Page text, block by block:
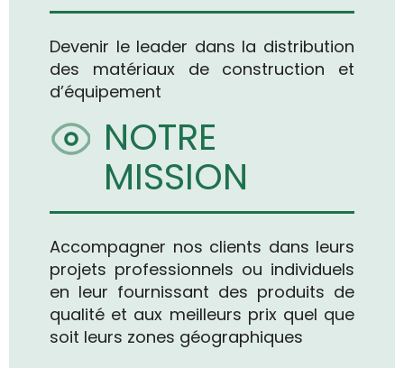
Devenir le leader dans la distribution
des matériaux de construction et
d’équipement
NOTRE
MISSION
Accompagner nos clients dans leurs
projets professionnels ou individuels
en leur fournissant des produits de
qualité et aux meilleurs prix quel que
soit leurs zones géographiques